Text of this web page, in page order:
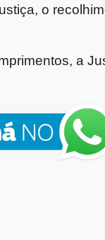
o
a